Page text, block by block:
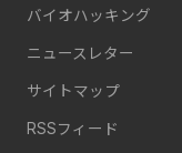
バイオハッキング
ニュースレター
サイトマップ
RSSフィード